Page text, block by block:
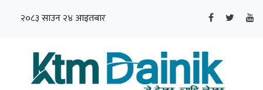
२०८३ साउन २४ आइतबार